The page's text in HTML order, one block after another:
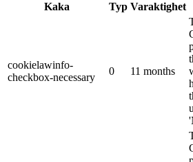
Kaka
Typ Varaktighet
cookielawinfo-
checkbox-necessary
0 11 months